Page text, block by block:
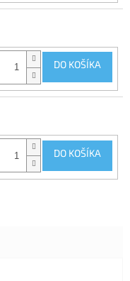
DO KOŠÍKA
DO KOŠÍKA